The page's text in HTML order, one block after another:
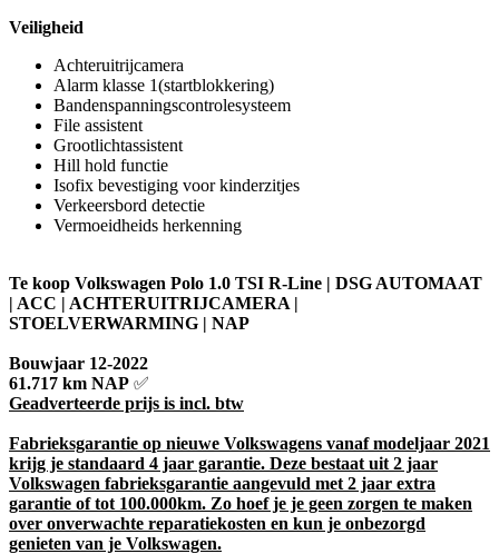
Veiligheid
Achteruitrijcamera
Alarm klasse 1(startblokkering)
Bandenspanningscontrolesysteem
File assistent
Grootlichtassistent
Hill hold functie
Isofix bevestiging voor kinderzitjes
Verkeersbord detectie
Vermoeidheids herkenning
Te koop Volkswagen Polo 1.0 TSI R-Line | DSG AUTOMAAT
| ACC | ACHTERUITRIJCAMERA |
STOELVERWARMING | NAP
Bouwjaar 12-2022
61.717 km NAP ✅
Geadverteerde prijs is incl. btw
Fabrieksgarantie op nieuwe Volkswagens vanaf modeljaar 2021
krijg je standaard 4 jaar garantie. Deze bestaat uit 2 jaar
Volkswagen fabrieksgarantie aangevuld met 2 jaar extra
garantie of tot 100.000km. Zo hoef je je geen zorgen te maken
over onverwachte reparatiekosten en kun je onbezorgd
genieten van je Volkswagen.